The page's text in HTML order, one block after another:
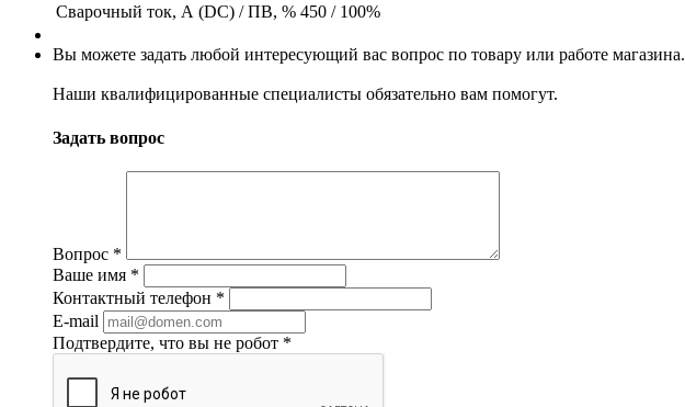
Сварочный ток, А (DC) / ПВ, % 450 / 100%
Вы можете задать любой интересующий вас вопрос по товару или работе магазина.
Наши квалифицированные специалисты обязательно вам помогут.
Задать вопрос
Вопрос *
Ваше имя *
Контактный телефон *
E-mail
Подтвердите, что вы не робот *